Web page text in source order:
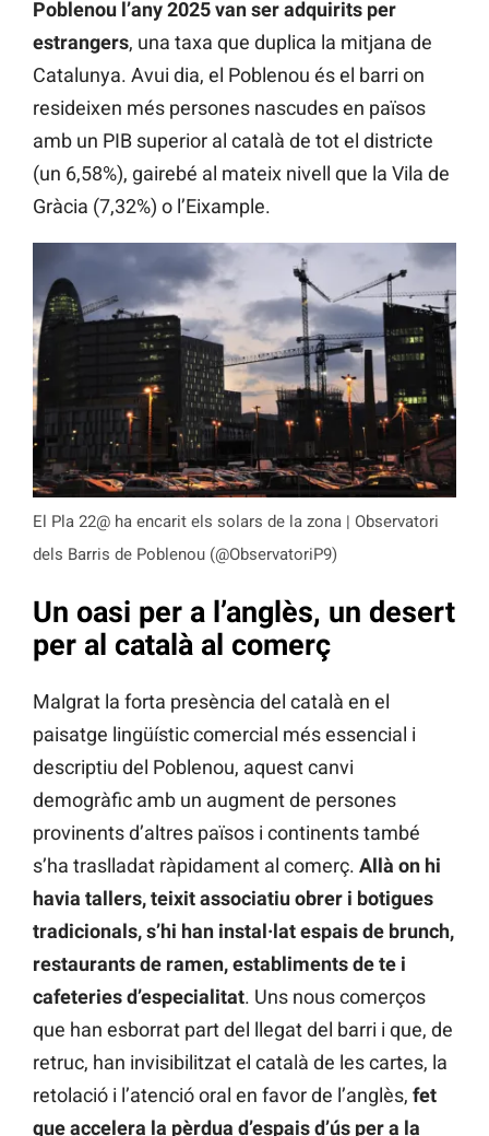
Poblenou l’any 2025 van ser adquirits per
estrangers, una taxa que duplica la mitjana de
Catalunya. Avui dia, el Poblenou és el barri on
resideixen més persones nascudes en països
amb un PIB superior al català de tot el districte
(un 6,58%), gairebé al mateix nivell que la Vila de
Gràcia (7,32%) o l’Eixample.
El Pla 22@ ha encarit els solars de la zona | Observatori
dels Barris de Poblenou (@ObservatoriP9)
Un oasi per a l’anglès, un desert
per al català al comerç
Malgrat la forta presència del català en el
paisatge lingüístic comercial més essencial i
descriptiu del Poblenou, aquest canvi
demogràfic amb un augment de persones
provinents d’altres països i continents també
s’ha traslladat ràpidament al comerç. Allà on hi
havia tallers, teixit associatiu obrer i botigues
tradicionals, s’hi han instal·lat espais de brunch,
restaurants de ramen, establiments de te i
cafeteries d’especialitat. Uns nous comerços
que han esborrat part del llegat del barri i que, de
retruc, han invisibilitzat el català de les cartes, la
retolació i l’atenció oral en favor de l’anglès, fet
que accelera la pèrdua d’espais d’ús per a la